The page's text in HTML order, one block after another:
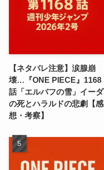
【ネタバレ注意】涙腺崩
壊…『ONE PIECE』1168
話「エルバフの雪」イーダ
の死とハラルドの悲劇【感
想・考察】